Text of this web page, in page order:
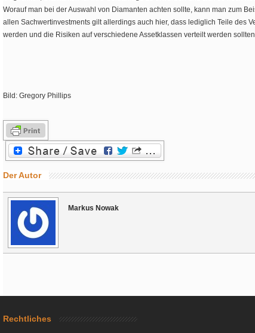
Worauf man bei der Auswahl von Diamanten achten sollte, kann man zum
allen Sachwertinvestments gilt allerdings auch hier, dass lediglich Teile des
werden und die Risiken auf verschiedene Assetklassen verteilt werden
Bild: Gregory Phillips
Der Autor
Markus Nowak
Rechtliches